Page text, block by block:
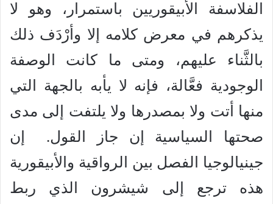
الفلاسفة الأبيقوريين باستمرار، وهو لا
يذكرهم في معرض كلامه إلا وأرْدَف ذلك
بالثَّناء عليهم، ومتى ما كانت الوصفة
الوجودية فعَّالة، فإنه لا يأبه بالجهة التي
منها أتت ولا بمصدرها ولا يلتفت إلى مدى
صحتها السياسية إن جاز القول. إن
جينيالوجيا الفصل بين الرواقية والأبيقورية
هذه ترجع إلى شيشرون الذي ربط